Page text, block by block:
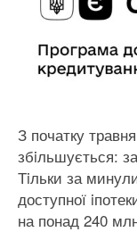
З початку
збiльшується:
Тiльки за
доступної
на понад 240